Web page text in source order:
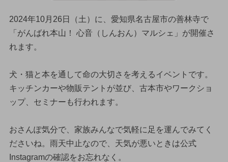
2024年10月26日（土）に、愛知県名古屋市の善林寺で
「がんばれ本山！ 心音（しんおん）マルシェ」が開催さ
れます。
犬・猫と本を通して命の大切さを考えるイベントです。
キッチンカーや物販テントが並び、古本市やワークショ
ップ、セミナーも行われます。
おさんぽ気分で、家族みんなで気軽に足を運んでみてく
ださいね。雨天中止なので、天気が悪いときは公式
Instagramの確認をお忘れなく。